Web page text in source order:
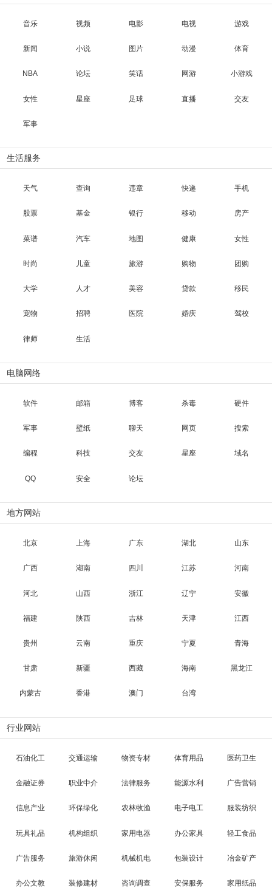
音乐 视频 电影 电视 游戏
新闻 小说 图片 动漫 体育
NBA 论坛 笑话 网游 小游戏
女性 星座 足球 直播 交友
军事
生活服务
天气 查询 违章 快递 手机
股票 基金 银行 移动 房产
菜谱 汽车 地图 健康 女性
时尚 儿童 旅游 购物 团购
大学 人才 美容 贷款 移民
宠物 招聘 医院 婚庆 驾校
律师 生活
电脑网络
软件 邮箱 博客 杀毒 硬件
军事 壁纸 聊天 网页 搜索
编程 科技 交友 星座 域名
QQ 安全 论坛
地方网站
北京 上海 广东 湖北 山东
广西 湖南 四川 江苏 河南
河北 山西 浙江 辽宁 安徽
福建 陕西 吉林 天津 江西
贵州 云南 重庆 宁夏 青海
甘肃 新疆 西藏 海南 黑龙江
内蒙古 香港 澳门 台湾
行业网站
石油化工 交通运输 物资专材 体育用品 医药卫生
金融证券 职业中介 法律服务 能源水利 广告营销
信息产业 环保绿化 农林牧渔 电子电工 服装纺织
玩具礼品 机构组织 家用电器 办公家具 轻工食品
广告服务 旅游休闲 机械机电 包装设计 冶金矿产
办公文教 装修建材 咨询调查 安保服务 家用纸品